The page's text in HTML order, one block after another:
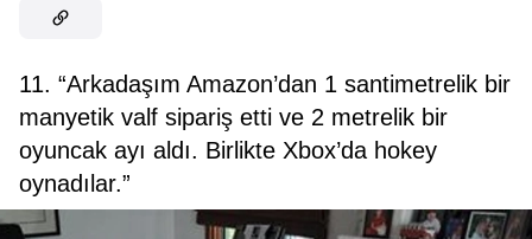
11. “Arkadaşım Amazon’dan 1 santimetrelik bir
manyetik valf sipariş etti ve 2 metrelik bir
oyuncak ayı aldı. Birlikte Xbox’da hokey
oynadılar.”